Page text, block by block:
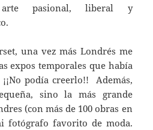
arte pasional, liberal y
una vez más Londrés me
expos temporales que había
podía creerlo!! Además,
sino la más grande
(con más de 100 obras en
fotógrafo favorito de moda.